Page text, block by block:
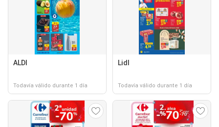
ALDI
Todavía válido durante 1 día
Lidl
Todavía válido durante 1 día